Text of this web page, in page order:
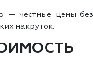
— честные цены без
накруток.